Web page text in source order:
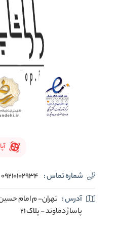
شماره تماس : 09210102934
آدرس : تهران- م امام
پاساژ دماوند - پلاک 21